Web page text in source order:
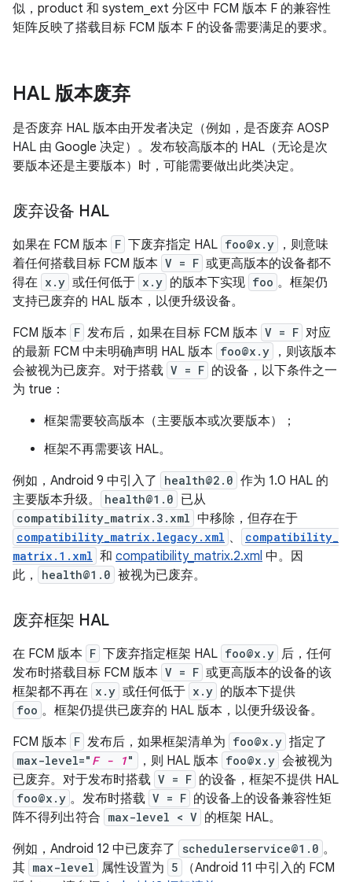
似，product 和 system_ext 分区中 FCM 版本 F 的兼容性
矩阵反映了搭载目标 FCM 版本 F 的设备需要满足的要求。
HAL 版本废弃
是否废弃 HAL 版本由开发者决定（例如，是否废弃 AOSP
HAL 由 Google 决定）。发布较高版本的 HAL（无论是次
要版本还是主要版本）时，可能需要做出此类决定。
废弃设备 HAL
如果在 FCM 版本 F 下废弃指定 HAL foo@x.y
，则意味
着任何搭载目标 FCM 版本 V = F 或更高版本的设备都不
得在 x.y 或任何低于 x.y 的版本下实现 foo 。框架仍
支持已废弃的 HAL 版本，以便升级设备。
FCM 版本 F 发布后，如果在目标 FCM 版本 V = F 对应
的最新 FCM 中未明确声明 HAL 版本 foo@x.y
，则该版本
会被视为已废弃。对于搭载 V = F 的设备，以下条件之一
为 true：
框架需要较高版本（主要版本或次要版本）；
框架不再需要该 HAL。
例如，Android 9 中引入了
health@2.0 作为 1.0 HAL 的
主要版本升级。
health@1.0 已从
compatibility_matrix.3.xml 中移除，但存在于
compatibility_matrix.legacy.xml 、
compatibility_
matrix.1.xml 和 compatibility_matrix.2.xml 中。因
此，
health@1.0 被视为已废弃。
废弃框架 HAL
在 FCM 版本 F 下废弃指定框架 HAL foo@x.y 后，任何
发布时搭载目标 FCM 版本 V = F 或更高版本的设备的该
框架都不再在 x.y 或任何低于 x.y 的版本下提供
foo 。框架仍提供已废弃的 HAL 版本，以便升级设备。
FCM 版本 F 发布后，如果框架清单为 foo@x.y 指定了
max-level=" F - 1" ，则 HAL 版本 foo@x.y 会被视为
已废弃。对于发布时搭载 V = F 的设备，框架不提供 HAL
foo@x.y 。发布时搭载 V = F 的设备上的设备兼容性矩
阵不得列出符合 max-level < V 的框架 HAL。
例如，Android 12 中已废弃了
schedulerservice@1.0 。
其 max-level 属性设置为 5
（Android 11 中引入的 FCM